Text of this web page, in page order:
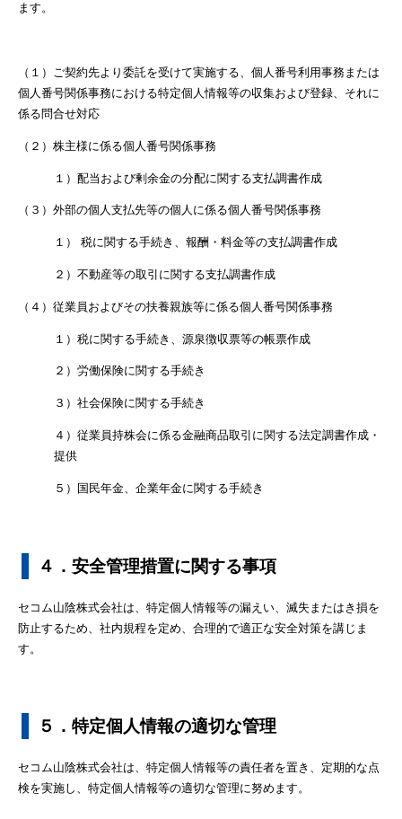
ます。
（１）ご契約先より委託を受けて実施する、個人番号利用事務または
個人番号関係事務における特定個人情報等の収集および登録、それに
係る問合せ対応
（２）株主様に係る個人番号関係事務
１）配当および剰余金の分配に関する支払調書作成
（３）外部の個人支払先等の個人に係る個人番号関係事務
１） 税に関する手続き、報酬・料金等の支払調書作成
２）不動産等の取引に関する支払調書作成
（４）従業員およびその扶養親族等に係る個人番号関係事務
１）税に関する手続き、源泉徴収票等の帳票作成
２）労働保険に関する手続き
３）社会保険に関する手続き
４）従業員持株会に係る金融商品取引に関する法定調書作成・
提供
５）国民年金、企業年金に関する手続き
４．安全管理措置に関する事項
セコム山陰株式会社は、特定個人情報等の漏えい、滅失またはき損を
防止するため、社内規程を定め、合理的で適正な安全対策を講じま
す。
５．特定個人情報の適切な管理
セコム山陰株式会社は、特定個人情報等の責任者を置き、定期的な点
検を実施し、特定個人情報等の適切な管理に努めます。